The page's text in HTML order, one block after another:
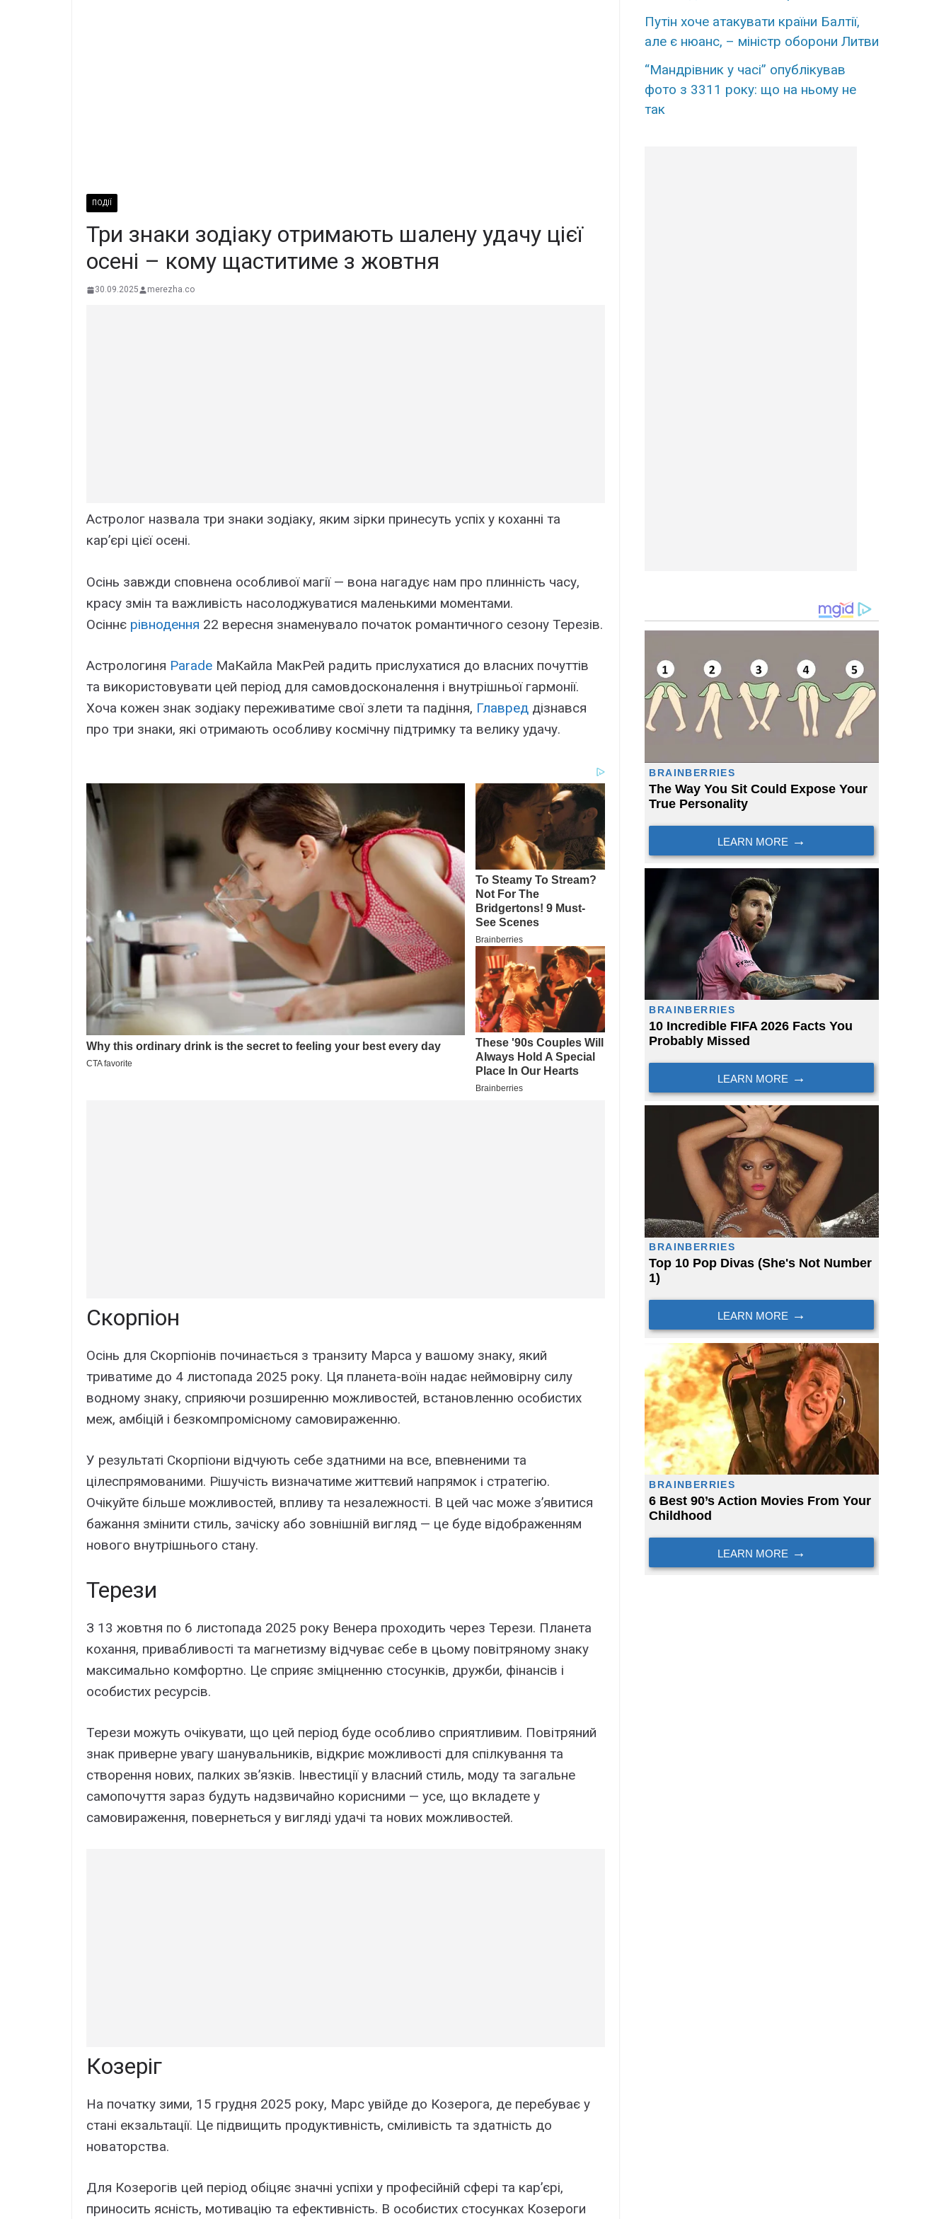
ПОДІЇ
Три знаки зодіаку отримають шалену удачу цієї
осені – кому щаститиме з жовтня
30.09.2025 merezha.co
Астролог назвала три знаки зодіаку, яким зірки принесуть успіх у коханні та
кар’єрі цієї осені.
Осінь завжди сповнена особливої магії — вона нагадує нам про плинність часу,
красу змін та важливість насолоджуватися маленькими моментами.
Осіннє рівнодення 22 вересня знаменувало початок романтичного сезону Терезів.
Астрологиня Parade МаКайла МакРей радить прислухатися до власних почуттів
та використовувати цей період для самовдосконалення і внутрішньої гармонії.
Хоча кожен знак зодіаку переживатиме свої злети та падіння, Главред дізнався
про три знаки, які отримають особливу космічну підтримку та велику удачу.
Скорпіон
Осінь для Скорпіонів починається з транзиту Марса у вашому знаку, який
триватиме до 4 листопада 2025 року. Ця планета-воїн надає неймовірну силу
водному знаку, сприяючи розширенню можливостей, встановленню особистих
меж, амбіцій і безкомпромісному самовираженню.
У результаті Скорпіони відчують себе здатними на все, впевненими та
цілеспрямованими. Рішучість визначатиме життєвий напрямок і стратегію.
Очікуйте більше можливостей, впливу та незалежності. В цей час може з’явитися
бажання змінити стиль, зачіску або зовнішній вигляд — це буде відображенням
нового внутрішнього стану.
Терези
З 13 жовтня по 6 листопада 2025 року Венера проходить через Терези. Планета
кохання, привабливості та магнетизму відчуває себе в цьому повітряному знаку
максимально комфортно. Це сприяє зміцненню стосунків, дружби, фінансів і
особистих ресурсів.
Терези можуть очікувати, що цей період буде особливо сприятливим. Повітряний
знак приверне увагу шанувальників, відкриє можливості для спілкування та
створення нових, палких зв’язків. Інвестиції у власний стиль, моду та загальне
самопочуття зараз будуть надзвичайно корисними — усе, що вкладете у
самовираження, повернеться у вигляді удачі та нових можливостей.
Козеріг
На початку зими, 15 грудня 2025 року, Марс увійде до Козерога, де перебуває у
стані екзальтації. Це підвищить продуктивність, сміливість та здатність до
новаторства.
Для Козерогів цей період обіцяє значні успіхи у професійній сфері та кар’єрі,
приносить ясність, мотивацію та ефективність. В особистих стосунках Козероги
Путін хоче атакувати країни Балтії,
але є нюанс, – міністр оборони Литви
“Мандрівник у часі” опублікував
фото з 3311 року: що на ньому не
так